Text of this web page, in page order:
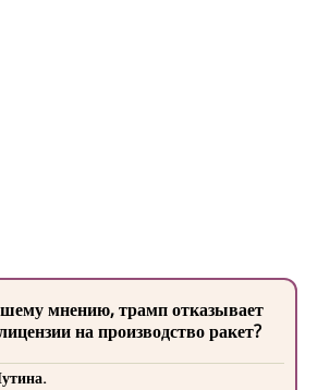
мнению, трамп отказывает
на производство ракет?